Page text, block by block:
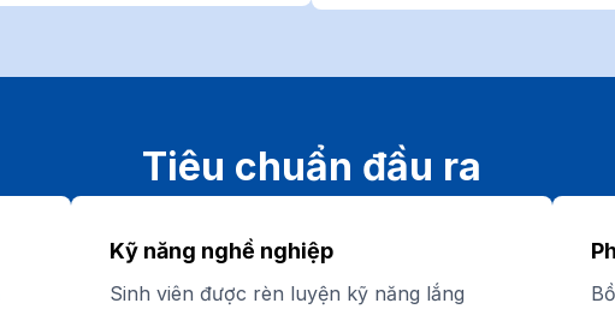
Tiêu chuẩn đầu ra
Kỹ năng nghề nghiệp
Sinh viên được rèn luyện kỹ năng lắng